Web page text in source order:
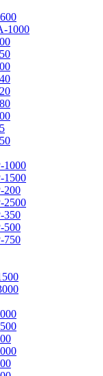
1000
1000
1500
200
2500
350
500
750